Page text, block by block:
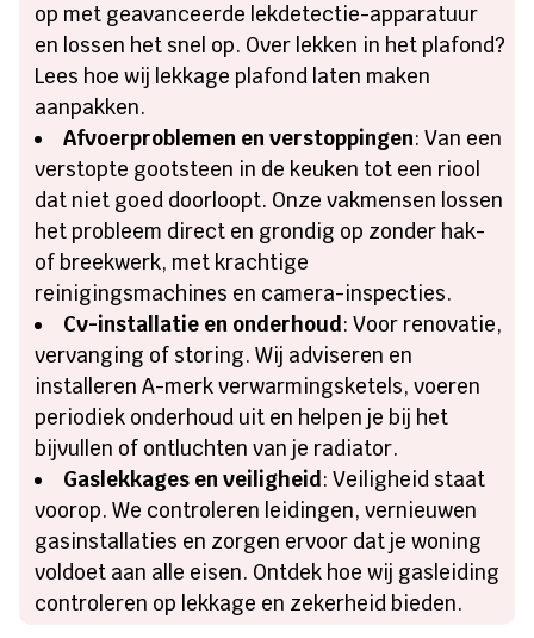
op met geavanceerde lekdetectie-apparatuur
en lossen het snel op. Over lekken in het plafond?
Lees hoe wij lekkage plafond laten maken
aanpakken.
Afvoerproblemen en verstoppingen: Van een
verstopte gootsteen in de keuken tot een riool
dat niet goed doorloopt. Onze vakmensen lossen
het probleem direct en grondig op zonder hak-
of breekwerk, met krachtige
reinigingsmachines en camera-inspecties.
Cv-installatie en onderhoud: Voor renovatie,
vervanging of storing. Wij adviseren en
installeren A-merk verwarmingsketels, voeren
periodiek onderhoud uit en helpen je bij het
bijvullen of ontluchten van je radiator.
Gaslekkages en veiligheid: Veiligheid staat
voorop. We controleren leidingen, vernieuwen
gasinstallaties en zorgen ervoor dat je woning
voldoet aan alle eisen. Ontdek hoe wij gasleiding
controleren op lekkage en zekerheid bieden.